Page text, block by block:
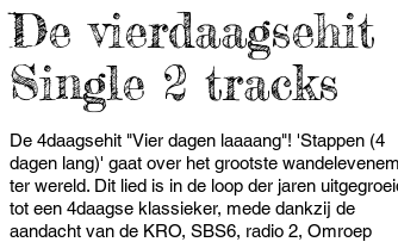
De vierdaagsehit
Single 2 tracks
De 4daagsehit "Vier dagen laaaang"! 'Stappen (4
dagen lang)' gaat over het grootste
ter wereld. Dit lied is in de loop der jaren
tot een 4daagse klassieker, mede dankzij de
aandacht van de KRO, SBS6, radio 2, Omroep